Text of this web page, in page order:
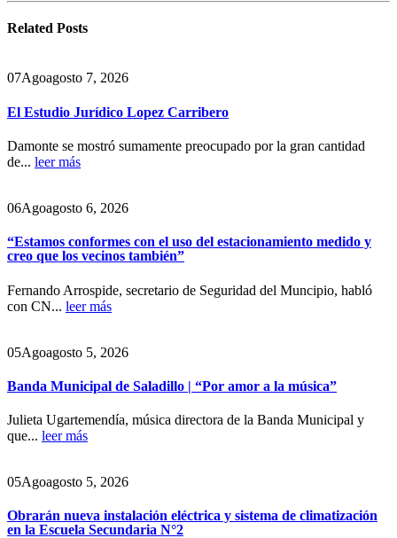
Related Posts
07Agoagosto 7, 2026
El Estudio Jurídico Lopez Carribero
Damonte se mostró sumamente preocupado por la gran cantidad
de... leer más
06Agoagosto 6, 2026
“Estamos conformes con el uso del estacionamiento medido y
creo que los vecinos también”
Fernando Arrospide, secretario de Seguridad del Muncipio, habló
con CN... leer más
05Agoagosto 5, 2026
Banda Municipal de Saladillo | “Por amor a la música”
Julieta Ugartemendía, música directora de la Banda Municipal y
que... leer más
05Agoagosto 5, 2026
Obrarán nueva instalación eléctrica y sistema de climatización
en la Escuela Secundaria N°2